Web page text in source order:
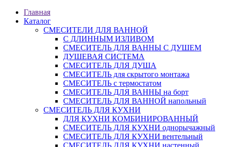
Главная
Каталог
СМЕСИТЕЛИ ДЛЯ ВАННОЙ
С ДЛИННЫМ ИЗЛИВОМ
СМЕСИТЕЛЬ ДЛЯ ВАННЫ С ДУШЕМ
ДУШЕВАЯ СИСТЕМА
СМЕСИТЕЛЬ ДЛЯ ДУША
СМЕСИТЕЛЬ для скрытого монтажа
СМЕСИТЕЛЬ с термостатом
СМЕСИТЕЛЬ ДЛЯ ВАННЫ на борт
СМЕСИТЕЛЬ ДЛЯ ВАННОЙ напольный
СМЕСИТЕЛЬ ДЛЯ КУХНИ
ДЛЯ КУХНИ КОМБИНИРОВАННЫЙ
СМЕСИТЕЛЬ ДЛЯ КУХНИ однорычажный
СМЕСИТЕЛЬ ДЛЯ КУХНИ вентельный
СМЕСИТЕЛЬ ДЛЯ КУХНИ настенный